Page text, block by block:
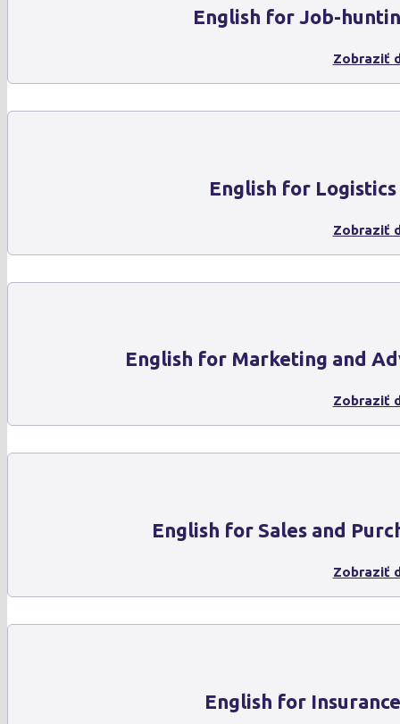
English for Job-
Zobraziť
English for Logistics
Zobraziť
English for Marketing and
Zobraziť
English for Sales and
Zobraziť
English for Insurance